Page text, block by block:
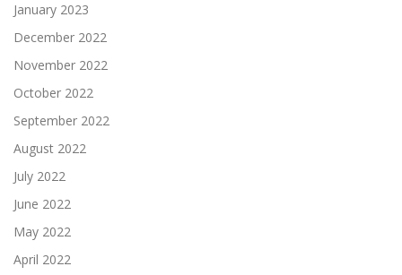
January 2023
December 2022
November 2022
October 2022
September 2022
August 2022
July 2022
June 2022
May 2022
April 2022